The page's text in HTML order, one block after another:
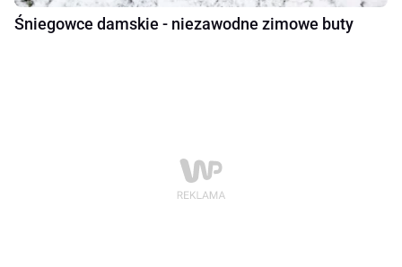
Śniegowce damskie - niezawodne zimowe buty